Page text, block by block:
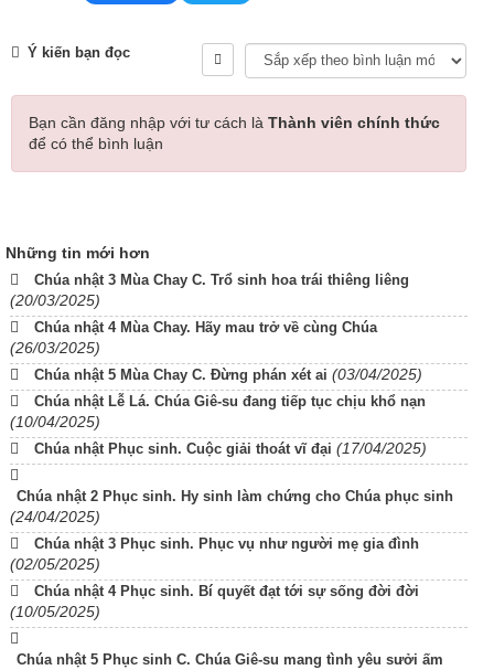
Ý kiến bạn đọc
Bạn cần đăng nhập với tư cách là Thành viên chính thức
để có thể bình luận
Những tin mới hơn
Chúa nhật 3 Mùa Chay C. Trổ sinh hoa trái thiêng liêng
(20/03/2025)
Chúa nhật 4 Mùa Chay. Hãy mau trở về cùng Chúa
(26/03/2025)
Chúa nhật 5 Mùa Chay C. Đừng phán xét ai (03/04/2025)
Chúa nhật Lễ Lá. Chúa Giê-su đang tiếp tục chịu khổ nạn
(10/04/2025)
Chúa nhật Phục sinh. Cuộc giải thoát vĩ đại (17/04/2025)
Chúa nhật 2 Phục sinh. Hy sinh làm chứng cho Chúa phục sinh
(24/04/2025)
Chúa nhật 3 Phục sinh. Phục vụ như người mẹ gia đình
(02/05/2025)
Chúa nhật 4 Phục sinh. Bí quyết đạt tới sự sống đời đời
(10/05/2025)
Chúa nhật 5 Phục sinh C. Chúa Giê-su mang tình yêu sưởi ấm